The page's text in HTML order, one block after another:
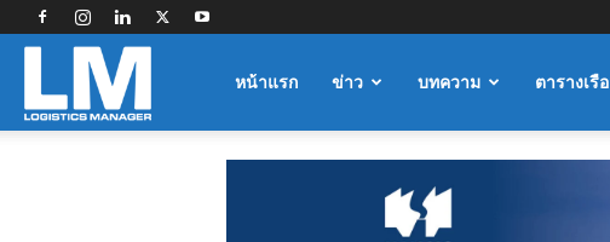
Logisticsหน้าแรก ข่าว บทความ ตารางเรือ